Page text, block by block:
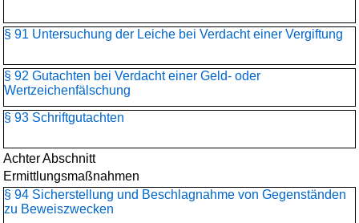
§ 91 Untersuchung der Leiche bei Verdacht einer Vergiftung
§ 92 Gutachten bei Verdacht einer Geld- oder
Wertzeichenfälschung
§ 93 Schriftgutachten
Achter Abschnitt
Ermittlungsmaßnahmen
§ 94 Sicherstellung und Beschlagnahme von Gegenständen
zu Beweiszwecken